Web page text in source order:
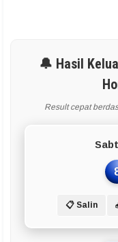
🔔 Hasil
Result cepat
📋 Salin